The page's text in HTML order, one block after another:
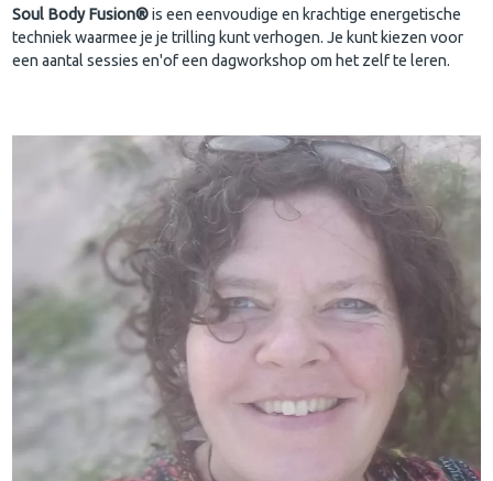
Soul Body Fusion®is een eenvoudige en krachtige energetische
techniek waarmee je je trilling kunt verhogen. Je kunt kiezen voor
een aantal sessies en'of een dagworkshop om het zelf te leren.